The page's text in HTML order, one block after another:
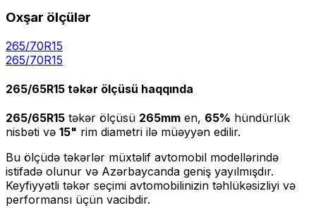
Oxşar ölçülər
265/70R15
265/70R15
265/65R15 təkər ölçüsü haqqında
265/65R15 təkər ölçüsü 265mm en, 65% hündürlük
nisbəti və 15" rim diametri ilə müəyyən edilir.
Bu ölçüdə təkərlər müxtəlif avtomobil modellərində
istifadə olunur və Azərbaycanda geniş yayılmışdır.
Keyfiyyətli təkər seçimi avtomobilinizin təhlükəsizliyi və
performansı üçün vacibdir.